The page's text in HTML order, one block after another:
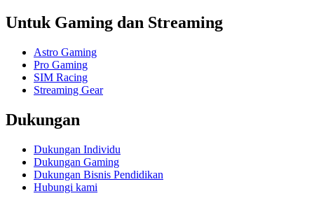
Untuk Gaming dan Streaming
Astro Gaming
Pro Gaming
SIM Racing
Streaming Gear
Dukungan
Dukungan Individu
Dukungan Gaming
Dukungan Bisnis Pendidikan
Hubungi kami